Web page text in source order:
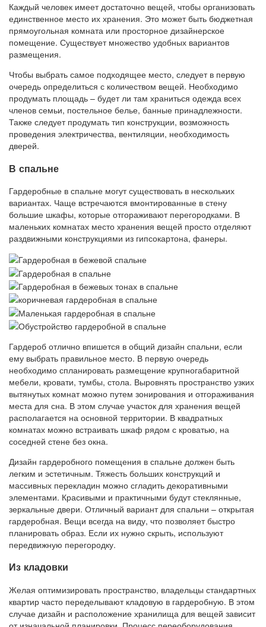
Каждый человек имеет достаточно вещей, чтобы организовать
единственное место их хранения. Это может быть бюджетная
прямоугольная комната или просторное дизайнерское
помещение. Существует множество удобных вариантов
размещения.
Чтобы выбрать самое подходящее место, следует в первую
очередь определиться с количеством вещей. Необходимо
продумать площадь – будет ли там храниться одежда всех
членов семьи, постельное белье, банные принадлежности.
Также следует продумать тип конструкции, возможность
проведения электричества, вентиляции, необходимость
дверей.
В спальне
Гардеробные в спальне могут существовать в нескольких
вариантах. Чаще встречаются вмонтированные в стену
большие шкафы, которые отгораживают перегородками. В
маленьких комнатах место хранения вещей просто отделяют
раздвижными конструкциями из гипсокартона, фанеры.
Гардероб отлично впишется в общий дизайн спальни, если
ему выбрать правильное место. В первую очередь
необходимо спланировать размещение крупногабаритной
мебели, кровати, тумбы, стола. Выровнять пространство узких
вытянутых комнат можно путем зонирования и отгораживания
места для сна. В этом случае участок для хранения вещей
располагается на основной территории. В квадратных
комнатах можно встраивать шкаф рядом с кроватью, на
соседней стене без окна.
Дизайн гардеробного помещения в спальне должен быть
легким и эстетичным. Тяжесть больших конструкций и
массивных перекладин можно сгладить декоративными
элементами. Красивыми и практичными будут стеклянные,
зеркальные двери. Отличный вариант для спальни – открытая
гардеробная. Вещи всегда на виду, что позволяет быстро
планировать образ. Если их нужно скрыть, используют
передвижную перегородку.
Из кладовки
Желая оптимизировать пространство, владельцы стандартных
квартир часто переделывают кладовую в гардеробную. В этом
случае дизайн и расположение хранилища для вещей зависит